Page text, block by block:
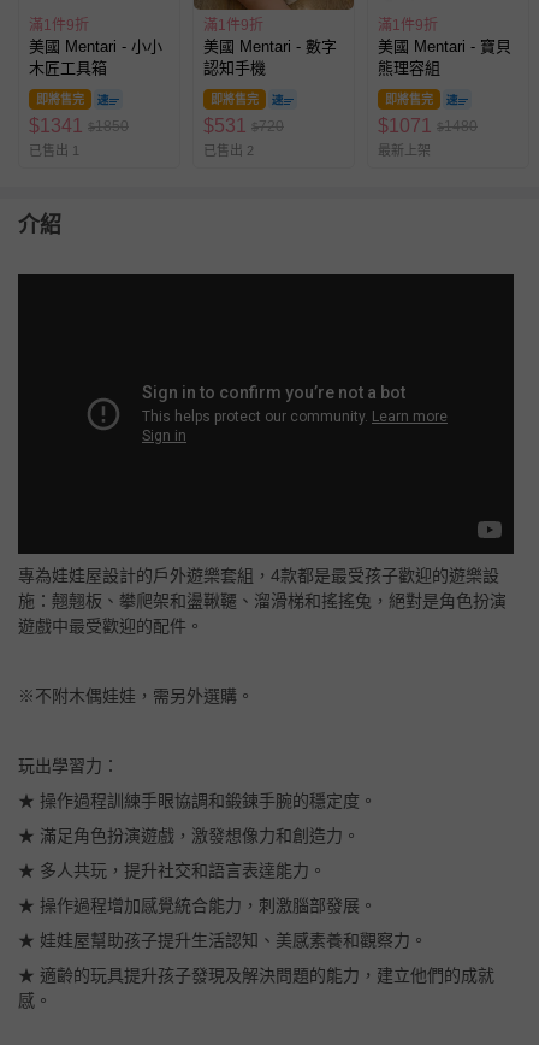
滿1件9折
美國 Mentari - 小小
木匠工具箱
即將售完
$1341 $1850
已售出 1
滿1件9折
美國 Mentari - 數字
認知手機
即將售完
$531 $720
已售出 2
滿1件9折
美國 Mentari - 寶貝
熊理容組
即將售完
$1071 $1480
最新上架
介紹
專為娃娃屋設計的戶外遊樂套組，4款都是最受孩子歡迎的遊樂設
施：翹翹板、攀爬架和盪鞦韆、溜滑梯和搖搖兔，絕對是角色扮演
遊戲中最受歡迎的配件。
※不附木偶娃娃，需另外選購。
玩出學習力：
★ 操作過程訓練手眼協調和鍛鍊手腕的穩定度。
★ 滿足角色扮演遊戲，激發想像力和創造力。
★ 多人共玩，提升社交和語言表達能力。
★ 操作過程增加感覺統合能力，刺激腦部發展。
★ 娃娃屋幫助孩子提升生活認知、美感素養和觀察力。
★ 適齡的玩具提升孩子發現及解決問題的能力，建立他們的成就
感。